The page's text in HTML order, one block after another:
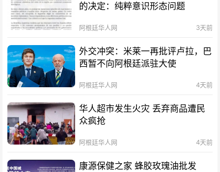
的决定：纯粹意识形态问题
阿根廷华人网 3天前
外交冲突：米莱一再批评卢拉，巴
西暂不向阿根廷派驻大使
阿根廷华人网 4天前
华人超市发生火灾 丢弃商品遭民
众疯抢
阿根廷华人网 4天前
康源保健之家 蜂胶玫瑰油批发